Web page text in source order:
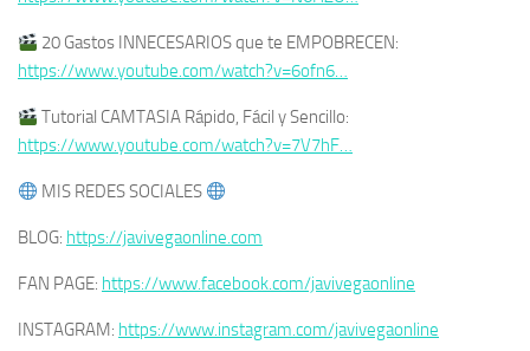
20 Gastos INNECESARIOS que te EMPOBRECEN:
https://www.youtube.com/watch?v=6ofn6…
Tutorial CAMTASIA Rápido, Fácil y Sencillo:
https://www.youtube.com/watch?v=7V7hF…
MIS REDES SOCIALES
BLOG: https://javivegaonline.com
FAN PAGE: https://www.facebook.com/javivegaonline
INSTAGRAM: https://www.instagram.com/javivegaonline